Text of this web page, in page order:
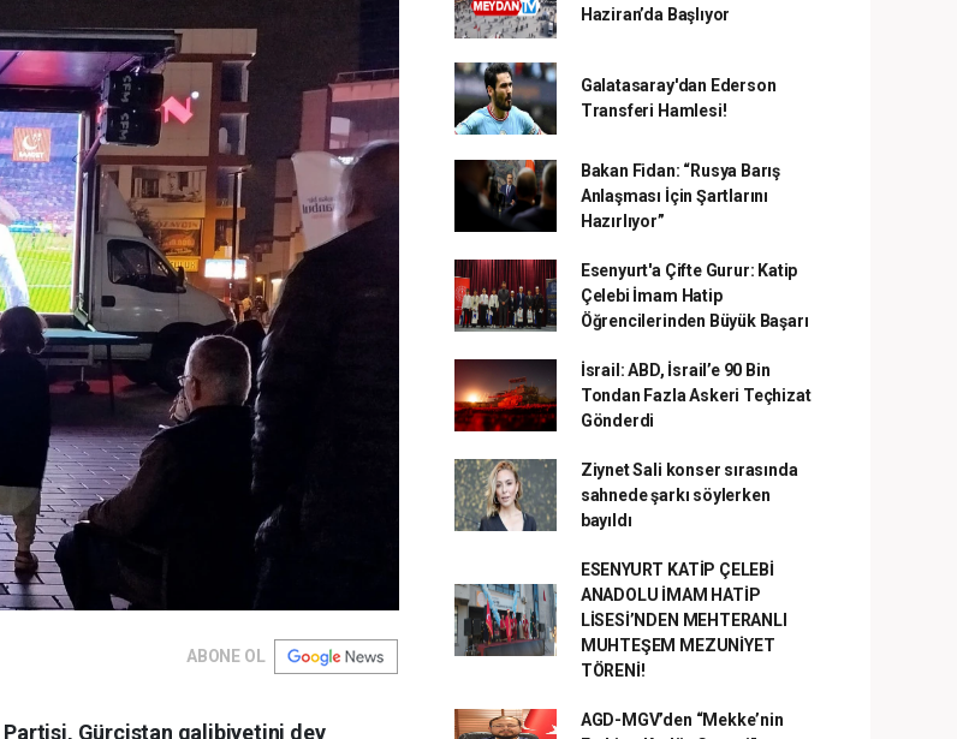
ABONE OL
Partisi, Gürcistan galibiyetini dev
Haziran’da Başlıyor
Galatasaray'dan Ederson
Transferi Hamlesi!
Bakan Fidan: “Rusya Barış
Anlaşması İçin Şartlarını
Hazırlıyor”
Esenyurt'a Çifte Gurur: Katip
Çelebi İmam Hatip
Öğrencilerinden Büyük Başarı
İsrail: ABD, İsrail’e 90 Bin
Tondan Fazla Askeri Teçhizat
Gönderdi
Ziynet Sali konser sırasında
sahnede şarkı söylerken
bayıldı
ESENYURT KATİP ÇELEBİ
ANADOLU İMAM HATİP
LİSESİ’NDEN MEHTERANLI
MUHTEŞEM MEZUNİYET
TÖRENİ!
AGD-MGV’den “Mekke’nin